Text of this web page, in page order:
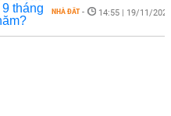
NHÀ ĐẤT 14:55 | 19/11/2024